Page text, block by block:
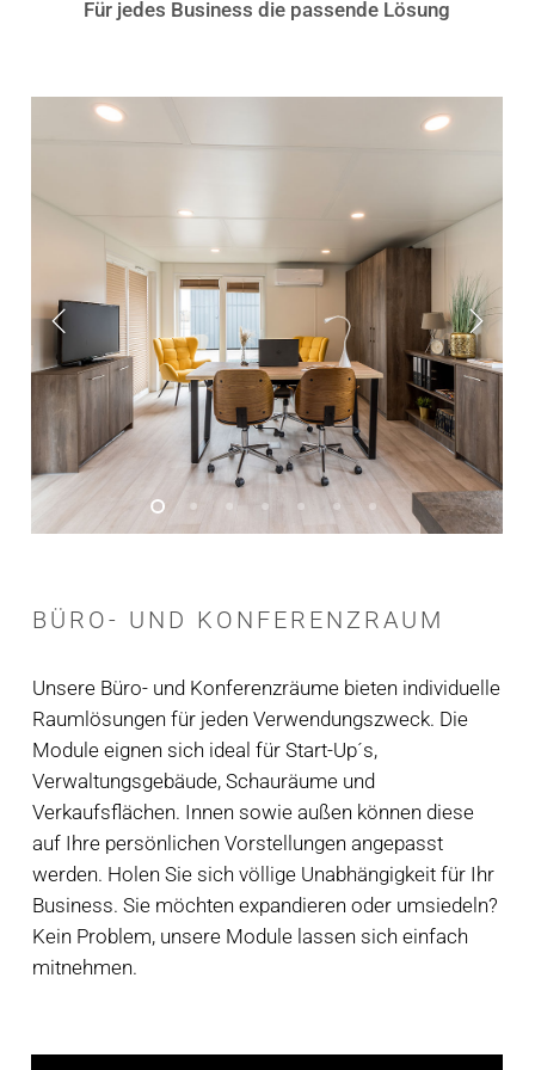
Für jedes Business die passende Lösung
BÜRO- UND KONFERENZRAUM
Unsere Büro- und Konferenzräume bieten individuelle
Raumlösungen für jeden Verwendungszweck. Die
Module eignen sich ideal für Start-Up´s,
Verwaltungsgebäude, Schauräume und
Verkaufsflächen. Innen sowie außen können diese
auf Ihre persönlichen Vorstellungen angepasst
werden. Holen Sie sich völlige Unabhängigkeit für Ihr
Business. Sie möchten expandieren oder umsiedeln?
Kein Problem, unsere Module lassen sich einfach
mitnehmen.